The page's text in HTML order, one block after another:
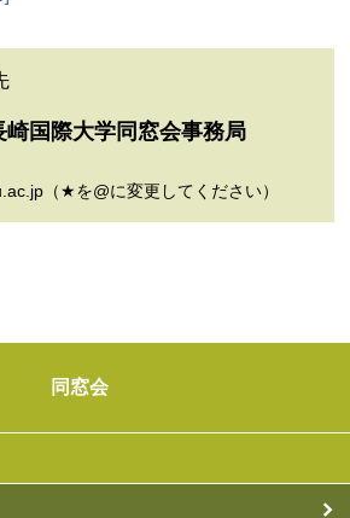
国際大学同窓会事務局
（★を@に変更してください）
同窓会